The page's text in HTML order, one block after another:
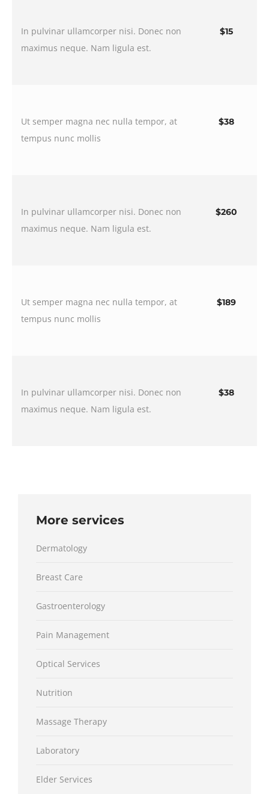
In pulvinar ullamcorper nisi. Donec non
maximus neque. Nam ligula est.
$15
Ut semper magna nec nulla tempor, at
tempus nunc mollis
$38
In pulvinar ullamcorper nisi. Donec non
maximus neque. Nam ligula est.
$260
Ut semper magna nec nulla tempor, at
tempus nunc mollis
$189
In pulvinar ullamcorper nisi. Donec non
maximus neque. Nam ligula est.
$38
More services
Dermatology
Breast Care
Gastroenterology
Pain Management
Optical Services
Nutrition
Massage Therapy
Laboratory
Elder Services